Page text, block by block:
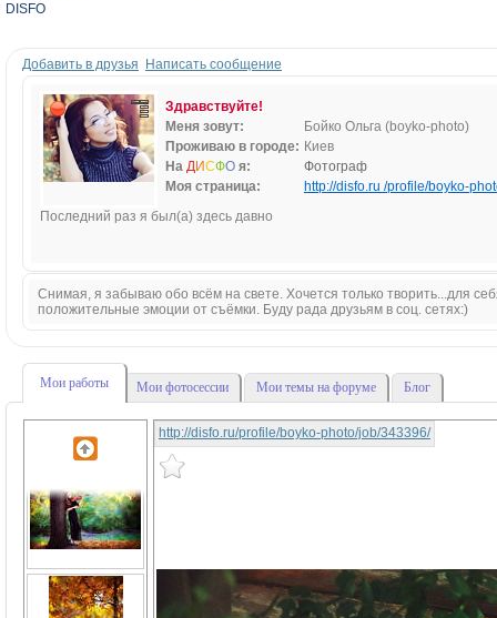
DISFO
Добавить в друзья Написать сообщение
Здравствуйте!
Меня зовут:
Бойко Ольга (boyko-photo)
Проживаю в городе: Киев
На ДИСФО я:
Фотограф
Моя страница:
http://disfo.ru /profile/boyko-
Последний раз я был(а) здесь давно
Снимая, я забываю обо всём на свете. Хочется только творить...для
положительные эмоции от съёмки. Буду рада друзьям в соц. сетях:)
Мои работы Мои фотосессии Мои темы на форуме Блог
http://disfo.ru/profile/boyko-photo/job/343396/